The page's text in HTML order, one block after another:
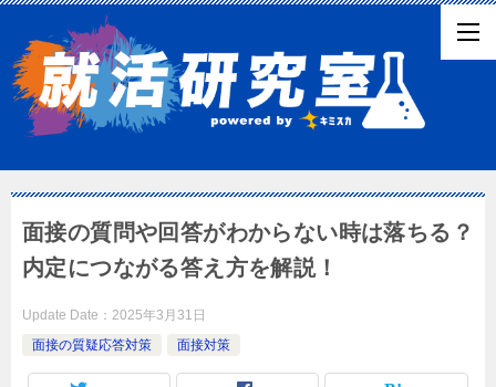
面接の質問や回答がわからない時は落ちる？
内定につながる答え方を解説！
Update Date： 2025年3月31日
面接の質疑応答対策
面接対策